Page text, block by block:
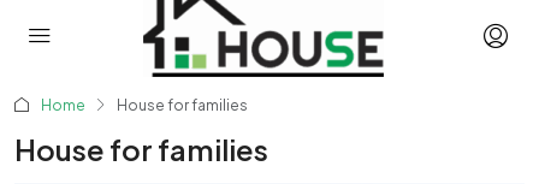
Home House for families
House for families